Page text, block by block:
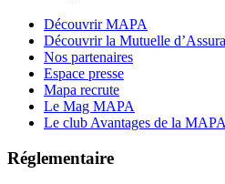
Découvrir MAPA
Découvrir la Mutuelle
Nos partenaires
Espace presse
Mapa recrute
Le Mag MAPA
Le club Avantages de la MAPA
Réglementaire